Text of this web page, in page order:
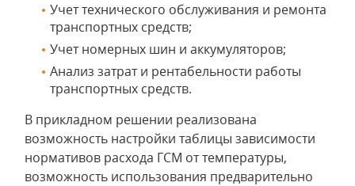
Учет технического обслуживания и ремонта
транспортных средств;
Учет номерных шин и аккумуляторов;
Анализ затрат и рентабельности работы
транспортных средств.
В прикладном решении реализована
возможность настройки таблицы зависимости
нормативов расхода ГСМ от температуры,
возможность использования предварительно